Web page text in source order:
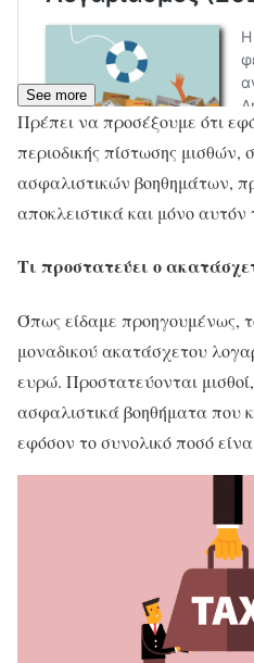
See more
Πρέπει να προσέξουμε ότι
περιοδικής πίστωσης μισθών,
ασφαλιστικών βοηθημάτων,
αποκλειστικά και μόνο
Τι προστατεύει ο
Όπως είδαμε προηγουμένως,
μοναδικού ακατάσχετου
ευρώ. Προστατεύονται
ασφαλιστικά βοηθήματα που
εφόσον το συνολικό ποσό